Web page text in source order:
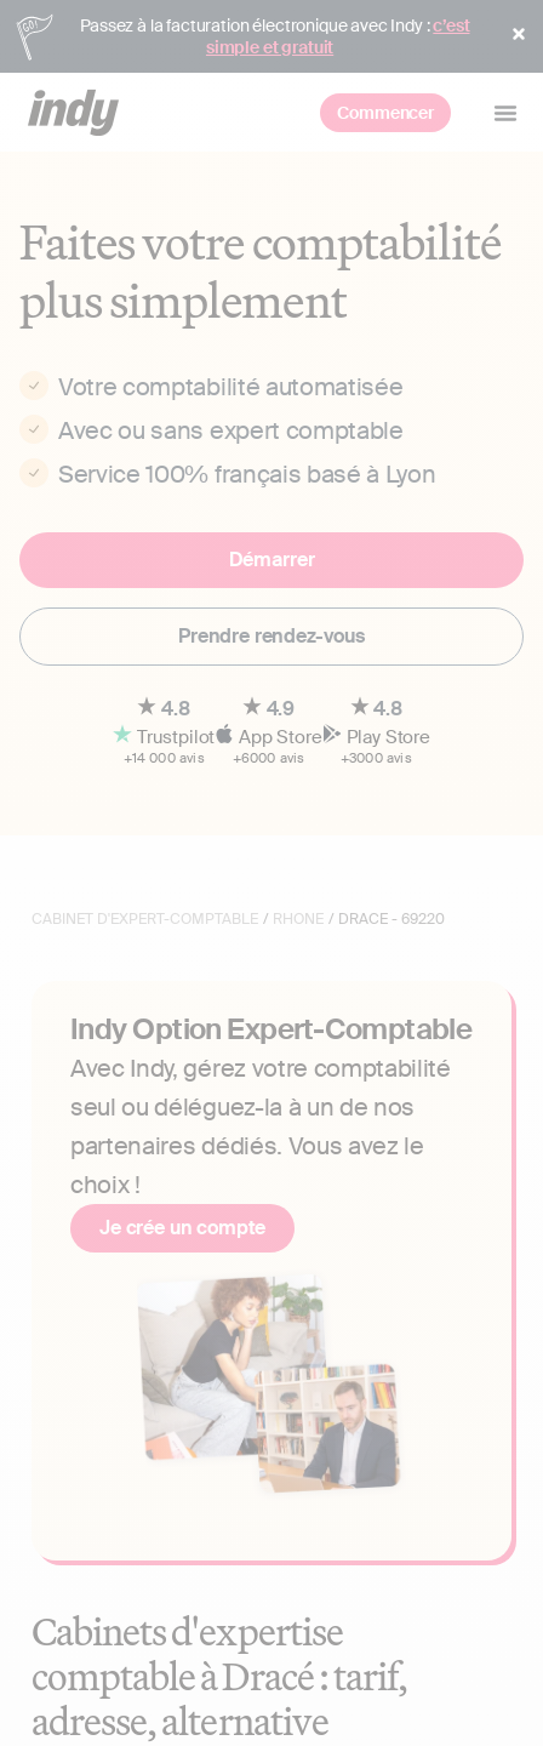
Passez à la facturation électronique avec Indy :c’est
simple et gratuit
Commencer
Faites votre comptabilité
plus simplement
Votre comptabilité automatisée
Avec ou sans expert comptable
Service 100% français basé à Lyon
Démarrer
Prendre rendez-vous
4.8
Trustpilot
+14 000 avis
4.9
App Store
+6000 avis
4.8
Play Store
+3000 avis
CABINET D'EXPERT-COMPTABLE / RHONE / DRACE - 69220
Indy Option Expert-Comptable
Avec Indy, gérez votre comptabilité
seul ou déléguez-la à un de nos
partenaires dédiés. Vous avez le
choix !
Je crée un compte
Cabinets d'expertise
comptable à Dracé : tarif,
adresse, alternative